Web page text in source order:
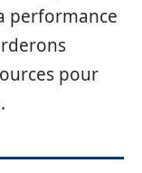
performance
pour